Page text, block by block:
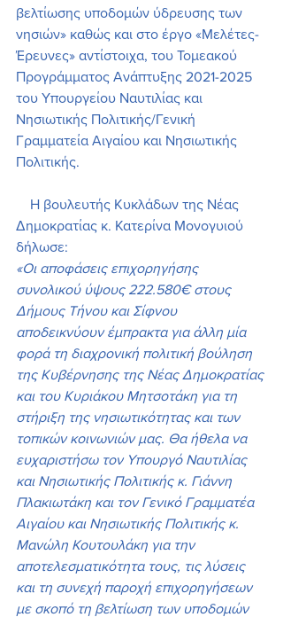
βελτίωσης υποδομών ύδρευσης των
νησιών» καθώς και στο έργο «Μελέτες-
Έρευνες» αντίστοιχα, του Τομεακού
Προγράμματος Ανάπτυξης 2021-2025
του Υπουργείου Ναυτιλίας και
Νησιωτικής Πολιτικής/Γενική
Γραμματεία Αιγαίου και Νησιωτικής
Πολιτικής.
Δημοκρατίας κ. Κατερίνα Μονογυιού
δήλωσε:
«Οι αποφάσεις επιχορηγήσης
συνολικού ύψους 222.580€ στους
Δήμους Τήνου και Σίφνου
αποδεικνύουν έμπρακτα για άλλη μία
φορά τη διαχρονική πολιτική βούληση
της Κυβέρνησης της Νέας Δημοκρατίας
και του Κυριάκου Μητσοτάκη για τη
στήριξη της νησιωτικότητας και των
τοπικών κοινωνιών μας. Θα ήθελα να
ευχαριστήσω τον Υπουργό Ναυτιλίας
και Νησιωτικής Πολιτικής κ. Γιάννη
Πλακιωτάκη και τον Γενικό Γραμματέα
Αιγαίου και Νησιωτικής Πολιτικής κ.
Μανώλη Κουτουλάκη για την
αποτελεσματικότητα τους, τις λύσεις
και τη συνεχή παροχή επιχορηγήσεων
με σκοπό τη βελτίωση των υποδομών